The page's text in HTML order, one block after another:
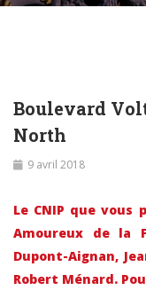
Boulevard
North
9 avril 2018
Le CNIP que
Amoureux de la
Dupont-Aignan,
Robert Ménard.